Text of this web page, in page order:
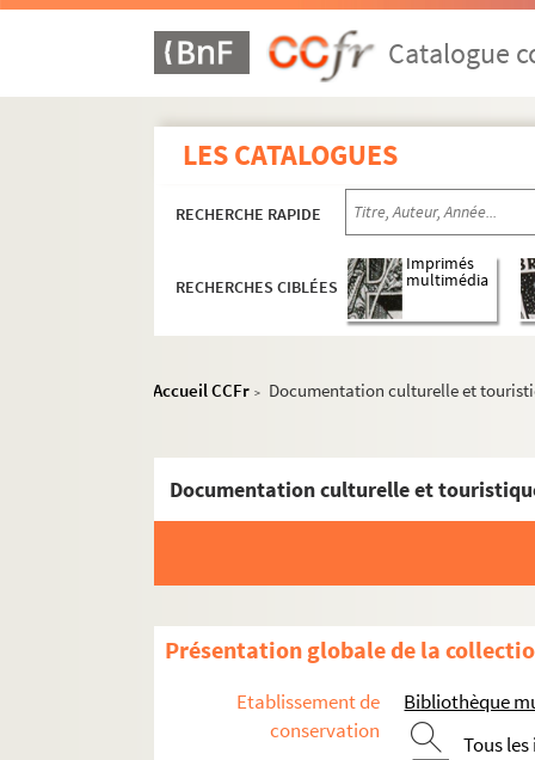
Catalogue
LES CATALOGUES
RECHERCHE RAPIDE
RECHERCHES CIBLÉES
Imprimés
multimédia
Accueil CCFr > Documentation culturelle et
Documentation culturelle et
Présentation globale de la
Etablissement de
conservation
Bibliothèque
Tous